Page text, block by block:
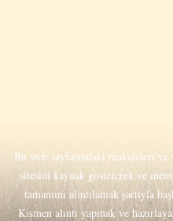
Bu web sayfasındaki makaleleri ve
sitesini kaynak göstererek ve
tamamını alıntılamak şartıyla
Kısmen alıntı yapmak ve